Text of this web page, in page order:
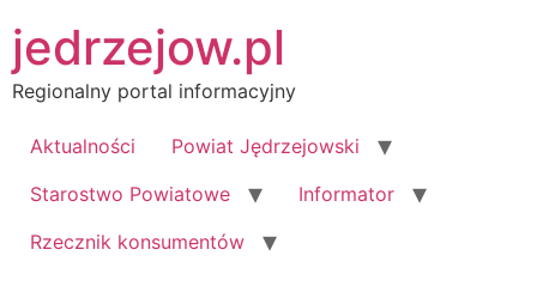
do
treści
jedrzejow.pl
Regionalny portal informacyjny
Aktualności
Powiat Jędrzejowski
Starostwo Powiatowe
Informator
Rzecznik konsumentów